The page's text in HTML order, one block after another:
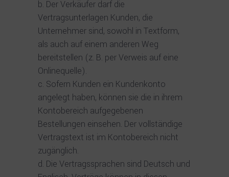
Der Verkäufer darf die
Vertragsunterlagen Kunden, die
Unternehmer sind, sowohl in Textform,
als auch auf einem anderen Weg
bereitstellen (z. B. per Verweis auf eine
Onlinequelle).
Sofern Kunden ein Kundenkonto
angelegt haben, können sie die in ihrem
Kontobereich aufgegebenen
Bestellungen einsehen. Der vollständige
Vertragstext ist im Kontobereich nicht
zugänglich.
Die Vertragssprachen sind Deutsch und